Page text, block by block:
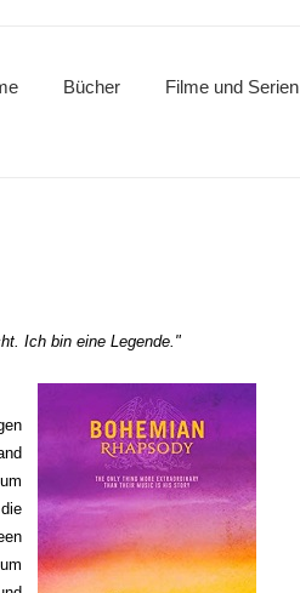
Bücher Filme und Serien
Ich bin eine Legende."